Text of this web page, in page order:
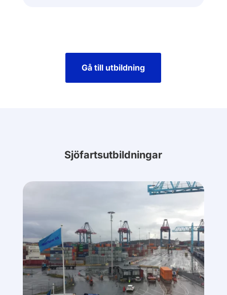
Gå till utbildning
Sjöfartsutbildningar